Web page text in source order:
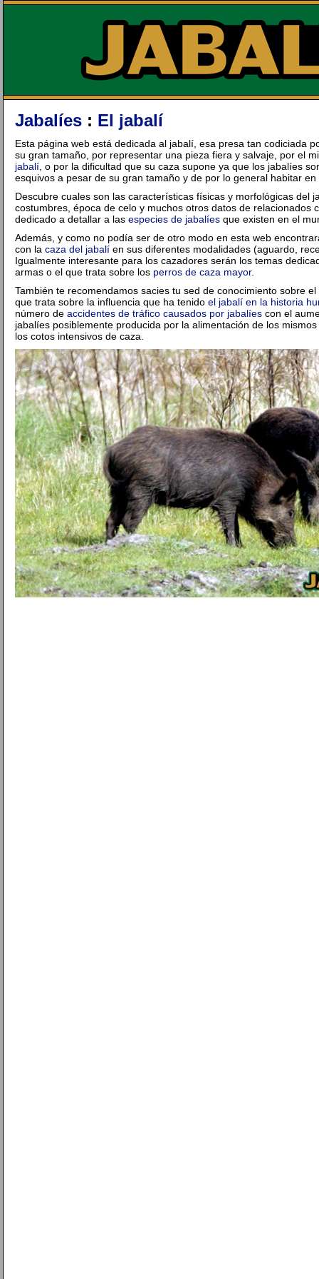
Jabalíes : El jabalí
Esta página web está dedicada al jabalí, esa presa tan codiciada
su gran tamaño, por representar una pieza fiera y salvaje, por el
jabalí , o por la dificultad que su caza supone ya que los jabalíes
esquivos a pesar de su gran tamaño y de por lo general habitar
Descubre cuales son las características físicas y morfológicas del
costumbres, época de celo y muchos otros datos de relacionados
dedicado a detallar a las especies de jabalíes que existen en el
Además, y como no podía ser de otro modo en esta web
con la caza del jabalí en sus diferentes modalidades (aguardo,
Igualmente interesante para los cazadores serán los temas
armas o el que trata sobre los perros de caza mayor.
También te recomendamos sacies tu sed de conocimiento sobre
que trata sobre la influencia que ha tenido el jabalí en la historia
número de accidentes de tráfico causados por jabalíes con el
jabalíes posiblemente producida por la alimentación de los
los cotos intensivos de caza.